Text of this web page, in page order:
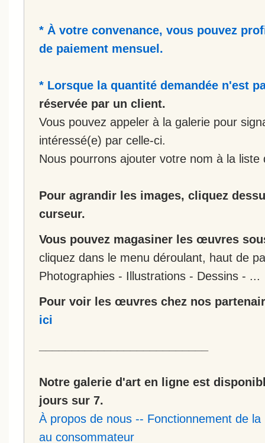
* À votre convenance, vous pouvez
de paiement mensuel.
* Lorsque la quantité demandée n'est
réservée par un client.
Vous pouvez appeler à la galerie pour
intéressé(e) par celle-ci.
Nous pourrons ajouter votre nom à la liste
Pour agrandir les images, cliquez
curseur.
Vous pouvez magasiner les œuvres
cliquez dans le menu déroulant, haut de
Photographies - Illustrations - Dessins - ...
Pour voir les œuvres chez nos
ici
Notre galerie d'art en ligne est
jours sur 7.
À propos de nous -- Fonctionnement de
au consommateur